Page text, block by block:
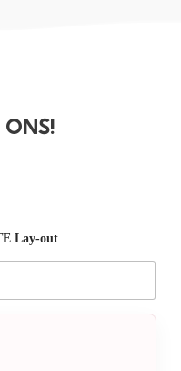
Lay-out